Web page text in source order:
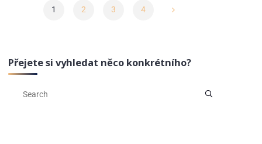
1 2 3 4
Přejete si vyhledat něco konkrétního?